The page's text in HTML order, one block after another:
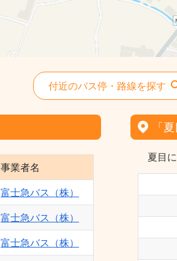
付近のバス停・路線を探す
事業者名
富士急バス（株）
富士急バス（株）
富士急バス（株）
「
夏目